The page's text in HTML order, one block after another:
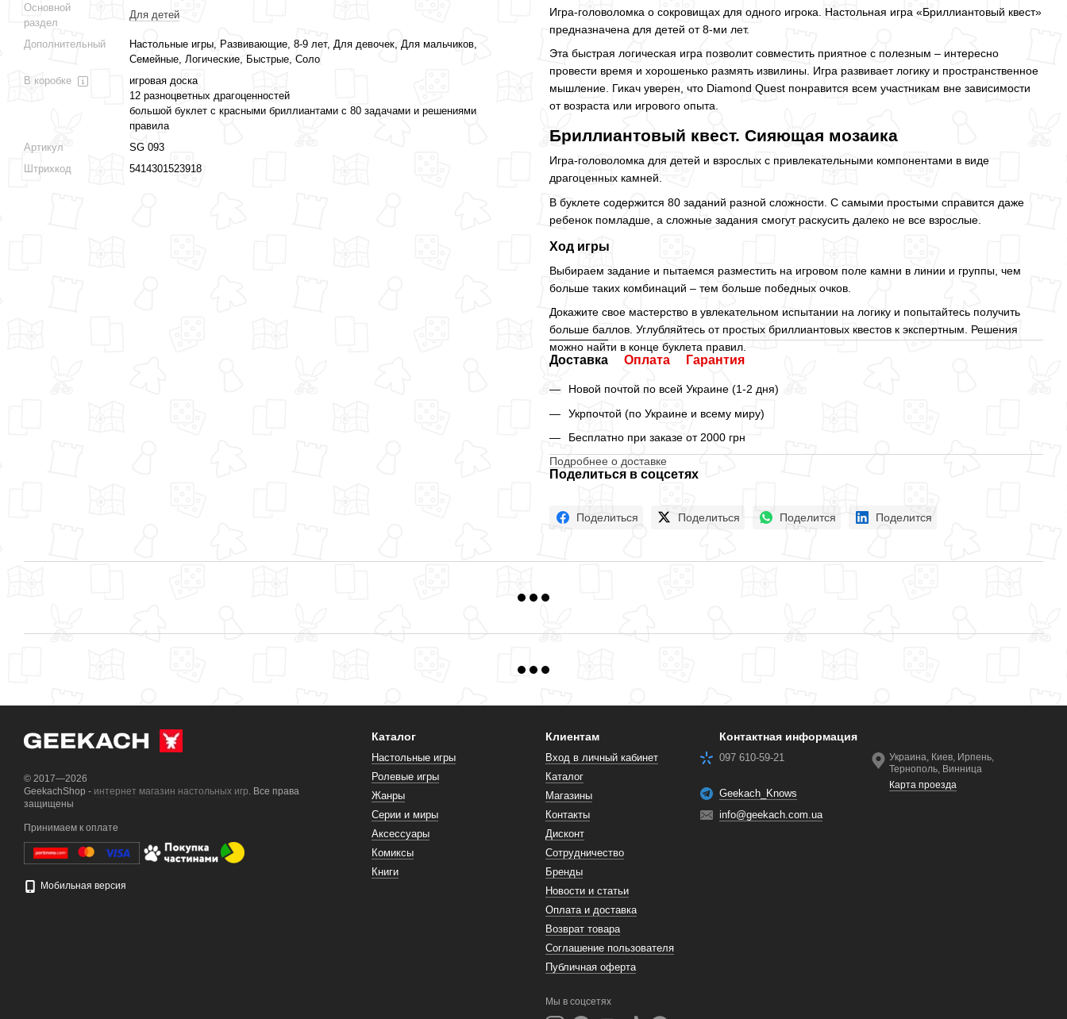
Основной
раздел
Для детей
Дополнительный
Настольные игры, Развивающие, 8-9 лет, Для девочек, Для мальчиков,
Семейные, Логические, Быстрые, Соло
В коробке
игровая доска
12 разноцветных драгоценностей
большой буклет с красными бриллиантами с 80 задачами и решениями
правила
Артикул
SG 093
Штрихкод
5414301523918
Игра-головоломка о сокровищах для одного игрока. Настольная игра «Бриллиантовый квест»
предназначена для детей от 8-ми лет.
Эта быстрая логическая игра позволит совместить приятное с полезным – интересно
провести время и хорошенько размять извилины. Игра развивает логику и пространственное
мышление. Гикач уверен, что Diamond Quest понравится всем участникам вне зависимости
от возраста или игрового опыта.
Бриллиантовый квест. Сияющая мозаика
Игра-головоломка для детей и взрослых с привлекательными компонентами в виде
драгоценных камней.
В буклете содержится 80 заданий разной сложности. С самыми простыми справится даже
ребенок помладше, а сложные задания смогут раскусить далеко не все взрослые.
Ход игры
Выбираем задание и пытаемся разместить на игровом поле камни в линии и группы, чем
больше таких комбинаций – тем больше победных очков.
Докажите свое мастерство в увлекательном испытании на логику и попытайтесь получить
больше баллов. Углубляйтесь от простых бриллиантовых квестов к экспертным. Решения
можно найти в конце буклета правил.
Доставка Оплата Гарантия
Новой почтой по всей Украине (1-2 дня)
Укрпочтой (по Украине и всему миру)
Бесплатно при заказе от 2000 грн
Подробнее о доставке
Поделиться в соцсетях
Поделиться Поделиться Поделится Поделится
© 2017—2026
GeekachShop - интернет магазин настольных игр. Все права
защищены
Принимаем к оплате
Мобильная версия
Каталог
Настольные игры
Ролевые игры
Жанры
Серии и миры
Аксессуары
Комиксы
Книги
Клиентам
Вход в личный кабинет
Каталог
Магазины
Контакты
Дисконт
Сотрудничество
Бренды
Новости и статьи
Оплата и доставка
Возврат товара
Соглашение пользователя
Публичная оферта
Мы в соцсетях
Контактная информация
097 610-59-21
Geekach_Knows
info@geekach.com.ua
Украина, Киев, Ирпень,
Тернополь, Винница
Карта проезда